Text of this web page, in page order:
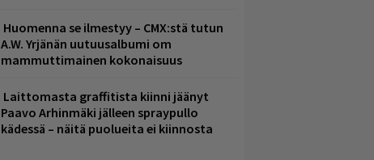
Huomenna se ilmestyy – CMX:stä tutun
A.W. Yrjänän uutuusalbumi om
mammuttimainen kokonaisuus
Laittomasta graffitista kiinni jäänyt
Paavo Arhinmäki jälleen spraypullo
kädessä – näitä puolueita ei kiinnosta